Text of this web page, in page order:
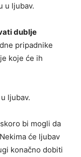
u ljubav.
dublje
pripadnike
koje će ih
ljubav.
bi mogli da
će ljubav
konačno dobiti